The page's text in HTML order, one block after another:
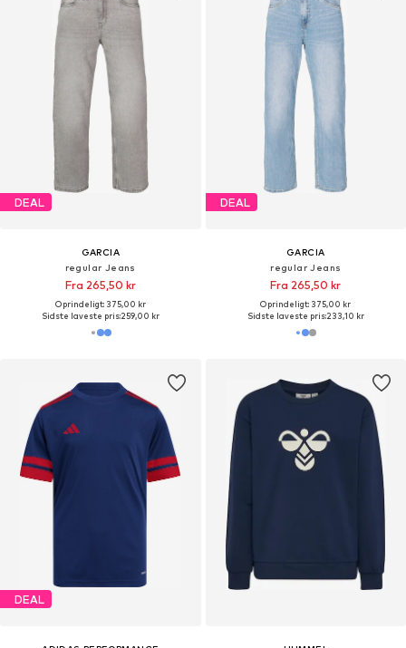
DEAL
GARCIA
regular Jeans
Fra 265,50 kr
Oprindeligt: 375,00 kr
Sidste laveste pris:259,00 kr
DEAL
GARCIA
regular Jeans
Fra 265,50 kr
Oprindeligt: 375,00 kr
Sidste laveste pris:233,10 kr
DEAL